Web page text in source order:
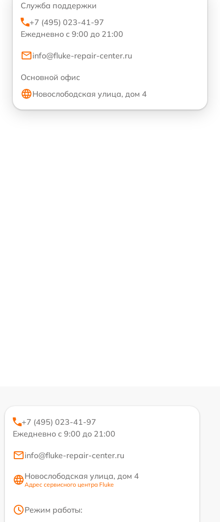
Служба поддержки
+7 (495) 023-41-97
Ежедневно с 9:00 до 21:00
info@fluke-repair-center.ru
Основной офис
Новослободская улица, дом 4
+7 (495) 023-41-97
Ежедневно с 9:00 до 21:00
info@fluke-repair-center.ru
Новослободская улица, дом 4
Адрес сервисного центра Fluke
Режим работы: